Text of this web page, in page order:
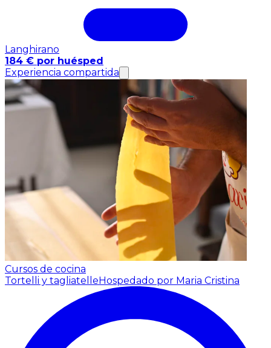
Langhirano
184 € por huésped
Experiencia compartida
Cursos de cocina
Tortelli y tagliatelleHospedado por Maria Cristina